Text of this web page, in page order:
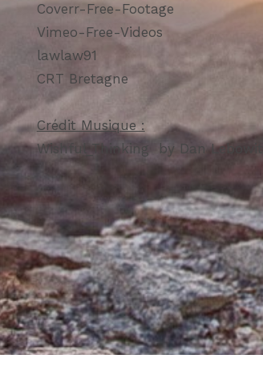
Coverr-Free-Footage
Vimeo-Free-Videos
lawlaw91
CRT Bretagne
Crédit Musique :
Wishful_Thinking by Dan Lebowitz